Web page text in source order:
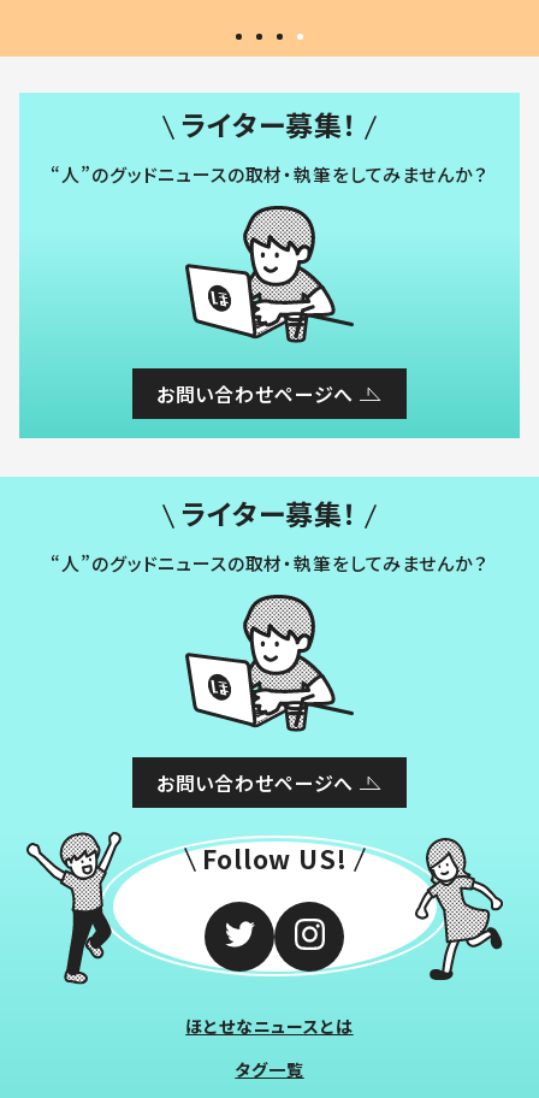
ライター募集！
“人”のグッドニュースの取材・執筆をしてみませんか？
お問い合わせページへ
ライター募集！
“人”のグッドニュースの取材・執筆をしてみませんか？
お問い合わせページへ
Follow US!
ほとせなニュースとは
タグ一覧